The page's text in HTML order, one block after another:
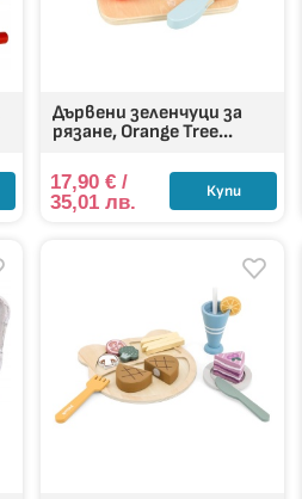
Дървени зеленчуци за
рязане, Orange Tree...
17,90€ /
35,01 лв.
Купи